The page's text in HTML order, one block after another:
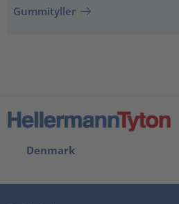
Gummityller
Denmark